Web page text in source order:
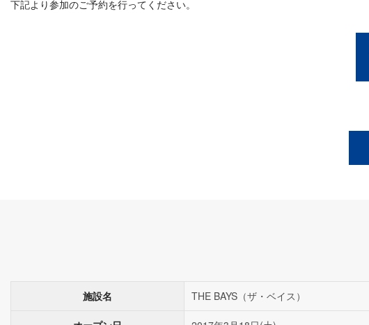
下記より参加のご予約を行ってください。
施設名 THE BAYS（ザ・ベイス）